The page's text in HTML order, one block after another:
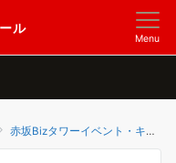
ル
Menu
赤坂Bizタワーイベント・キャンペーン